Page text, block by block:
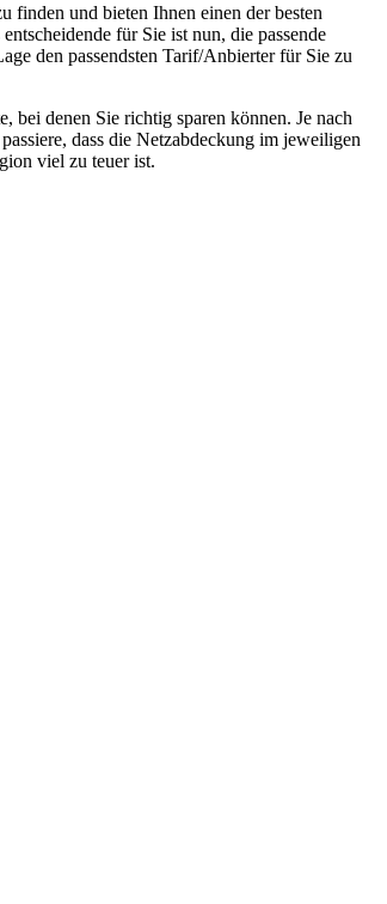
finden und bieten Ihnen einen der besten
für Sie ist nun, die passende
den passendsten Tarif/Anbierter für Sie zu
bei denen Sie richtig sparen können. Je nach
dass die Netzabdeckung im jeweiligen
viel zu teuer ist.